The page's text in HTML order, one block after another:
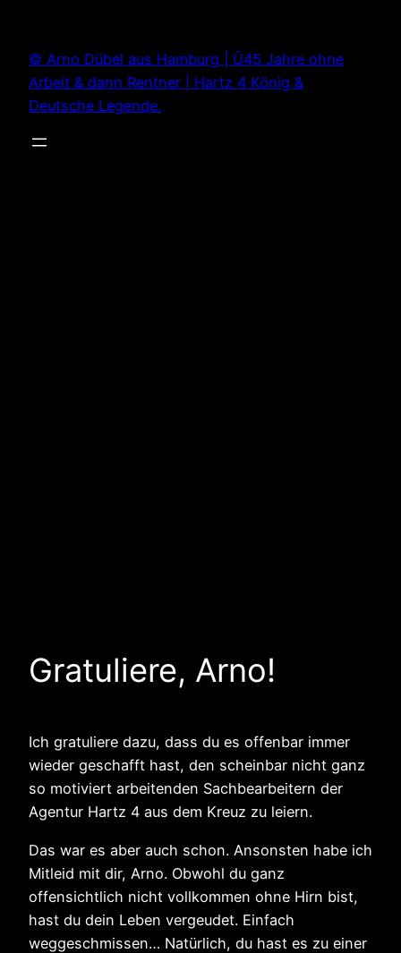
springen
© Arno Dübel aus Hamburg | Ü45 Jahre ohne
Arbeit & dann Rentner | Hartz 4 König &
Deutsche Legende.
Gratuliere, Arno!
Ich gratuliere dazu, dass du es offenbar immer
wieder geschafft hast, den scheinbar nicht ganz
so motiviert arbeitenden Sachbearbeitern der
Agentur Hartz 4 aus dem Kreuz zu leiern.
Das war es aber auch schon. Ansonsten habe ich
Mitleid mit dir, Arno. Obwohl du ganz
offensichtlich nicht vollkommen ohne Hirn bist,
hast du dein Leben vergeudet. Einfach
weggeschmissen… Natürlich, du hast es zu einer